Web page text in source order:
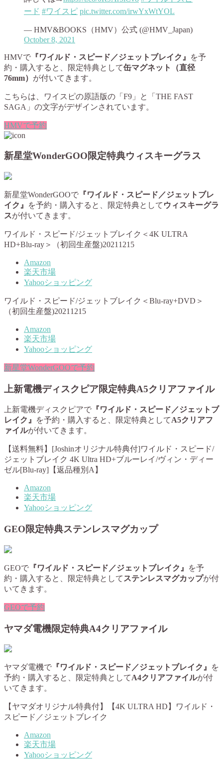
ード #ワイスピ pic.twitter.com/irwYxWtYOL
— HMV&BOOKS（HMV）公式 (@HMV_Japan)
October 8, 2021
HMVで 『ワイルド・スピード／ジェットブレイク』
を予
約・購入すると、限定特典として缶マグネット（直径
76mm） が付いてきます。
こちらは、ワイスピの原語版の「F9」と「THE FAST
SAGA」の文字がデザインされています。
HMVで予約
新星堂WonderGOO限定特典ウィスキーグラス
新星堂WonderGOOで 『ワイルド・スピード／ジェットブレ
イク』
を予約・購入すると、限定特典として ウィスキーグラ
スが付いてきます。
ワイルド・スピード/ジェットブレイク＜4K ULTRA
HD+Blu-ray＞（初回生産盤)20211215
Amazon
楽天市場
Yahooショッピング
ワイルド・スピード/ジェットブレイク＜Blu-ray+DVD＞
（初回生産盤)20211215
Amazon
楽天市場
Yahooショッピング
新星堂WonderGOOで予約
上新電機ディスクピア限定特典A5クリアファイル
上新電機ディスクピアで 『ワイルド・スピード／ジェットブ
レイク』
を予約・購入すると、限定特典としてA5クリアフ
ァイルが付いてきます。
【送料無料】[Joshinオリジナル特典付]ワイルド・スピード/
ジェットブレイク 4K Ultra HD+ブルーレイ/ヴィン・ディー
ゼル[Blu-ray]【返品種別A】
Amazon
楽天市場
Yahooショッピング
GEO限定特典ステンレスマグカップ
GEOで 『ワイルド・スピード／ジェットブレイク』
を予
約・購入すると、限定特典として ステンレスマグカップが付
いてきます。
GEOで予約
ヤマダ電機限定特典A4クリアファイル
ヤマダ電機で 『ワイルド・スピード／ジェットブレイク』
を
予約・購入すると、限定特典としてA4クリアファイルが付
いてきます。
【ヤマダオリジナル特典付】【4K ULTRA HD】ワイルド・
スピード／ジェットブレイク
Amazon
楽天市場
Yahooショッピング